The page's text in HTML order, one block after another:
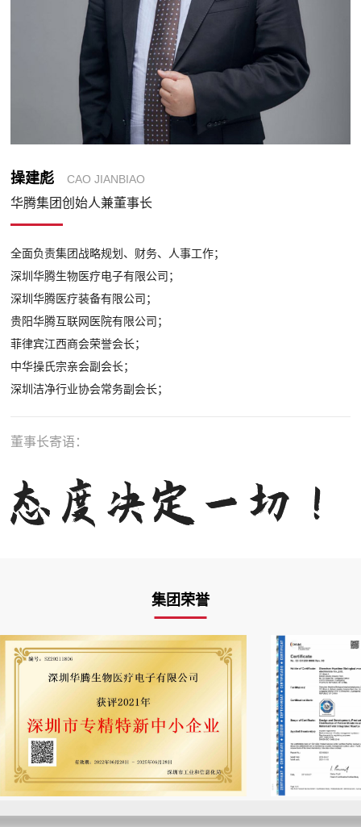
操建彪 CAO JIANBIAO
华腾集团创始人兼董事长
全面负责集团战略规划、财务、人事工作；
深圳华腾生物医疗电子有限公司；
深圳华腾医疗装备有限公司；
贵阳华腾互联网医院有限公司；
菲律宾江西商会荣誉会长；
中华操氏宗亲会副会长；
深圳洁净行业协会常务副会长；
董事长寄语：
集团荣誉